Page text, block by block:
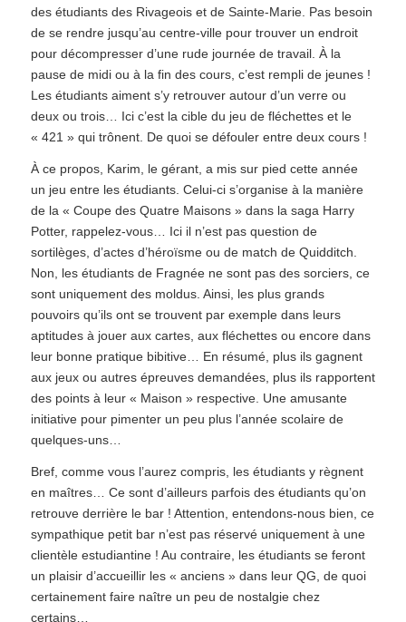
des étudiants des Rivageois et de Sainte-Marie. Pas besoin
de se rendre jusqu’au centre-ville pour trouver un endroit
pour décompresser d’une rude journée de travail. À la
pause de midi ou à la fin des cours, c’est rempli de jeunes !
Les étudiants aiment s’y retrouver autour d’un verre ou
deux ou trois… Ici c’est la cible du jeu de fléchettes et le
« 421 » qui trônent. De quoi se défouler entre deux cours !
À ce propos, Karim, le gérant, a mis sur pied cette année
un jeu entre les étudiants. Celui-ci s’organise à la manière
de la « Coupe des Quatre Maisons » dans la saga Harry
Potter, rappelez-vous… Ici il n’est pas question de
sortilèges, d’actes d’héroïsme ou de match de Quidditch.
Non, les étudiants de Fragnée ne sont pas des sorciers, ce
sont uniquement des moldus. Ainsi, les plus grands
pouvoirs qu’ils ont se trouvent par exemple dans leurs
aptitudes à jouer aux cartes, aux fléchettes ou encore dans
leur bonne pratique bibitive… En résumé, plus ils gagnent
aux jeux ou autres épreuves demandées, plus ils rapportent
des points à leur « Maison » respective. Une amusante
initiative pour pimenter un peu plus l’année scolaire de
quelques-uns…
Bref, comme vous l’aurez compris, les étudiants y règnent
en maîtres… Ce sont d’ailleurs parfois des étudiants qu’on
retrouve derrière le bar ! Attention, entendons-nous bien, ce
sympathique petit bar n’est pas réservé uniquement à une
clientèle estudiantine ! Au contraire, les étudiants se feront
un plaisir d’accueillir les « anciens » dans leur QG, de quoi
certainement faire naître un peu de nostalgie chez
certains…